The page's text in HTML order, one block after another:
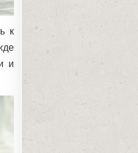
к
и